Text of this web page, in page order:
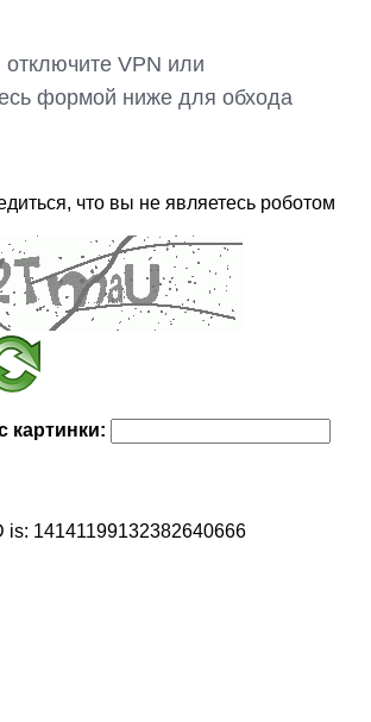
VPN или
формой ниже для обхода
что вы не являетесь роботом
картинки:
is: 14141199132382640666